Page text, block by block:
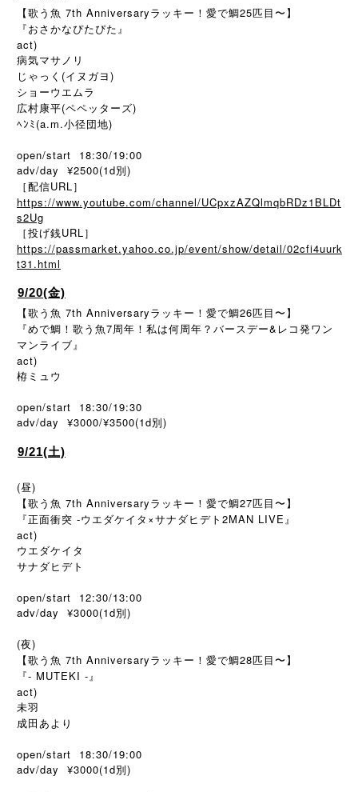
【歌う魚 7th Anniversaryラッキー！愛で鯛25匹目〜】
『おさかなぴたぴた』
act)
病気マサノリ
じゃっく(イヌガヨ)
ショーウエムラ
広村康平(ペペッターズ)
ﾍﾝﾐ(a.m.小径団地)
open/start 18:30/19:00
adv/day ¥2500(1d別)
［配信URL］
https://www.youtube.com/channel/UCpxzAZQlmqbRDz1BLDt
s2Ug
［投げ銭URL］
https://passmarket.yahoo.co.jp/event/show/detail/02cfi4uurk
t31.html
9/20(金)
【歌う魚 7th Anniversaryラッキー！愛で鯛26匹目〜】
『めで鯛！歌う魚7周年！私は何周年？バースデー&レコ発ワン
マンライブ』
act)
栫ミュウ
open/start 18:30/19:30
adv/day ¥3000/¥3500(1d別 )
9/21(土)
(昼)
【歌う魚 7th Anniversaryラッキー！愛で鯛27匹目〜】
『正面衝突 -ウエダケイタ×サナダヒデト2MAN LIVE』
act)
ウエダケイタ
サナダヒデト
open/start 12:30/13:00
adv/day ¥3000(1d別 )
(夜)
【歌う魚 7th Anniversaryラッキー！愛で鯛28匹目〜】
『- MUTEKI -』
act)
未羽
成田あより
open/start 18:30/19:00
adv/day ¥3000(1d別)